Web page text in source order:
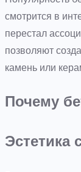
смотрится в
перестал
позволяют
камень или
Почему
Эстетика